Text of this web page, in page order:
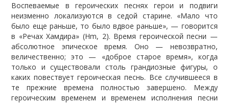
Воспеваемые в героических песнях герои и подвиги
неизменно локализуются в седой старине. «Мало что
было еще раньше, то было вдвое раньше», — говорится
в «Речах Хамдира» (Hm, 2). Время героической песни —
абсолютное эпическое время. Оно — невозвратно,
величественно; это — «доброе старое время», когда
только и существовали столь грандиозные фигуры, о
каких повествует героическая песнь. Все случившееся в
те прежние времена полностью завершено. Между
героическим временем и временем исполнения песни